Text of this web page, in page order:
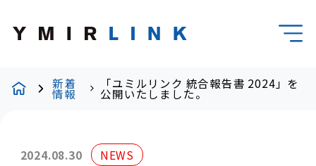
新着
情報
「ユミルリンク 統合報告書 2024」を
公開いたしました。
2024.08.30 NEWS